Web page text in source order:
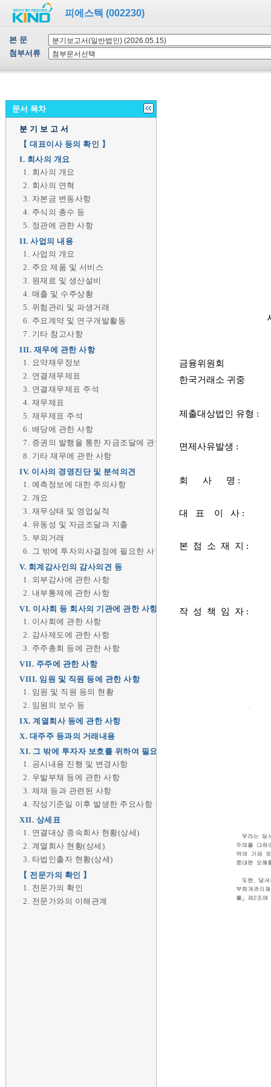
피에스텍 (002230)
본 문
첨부서류
문서 목차